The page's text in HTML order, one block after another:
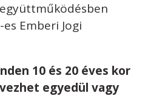
Emberi Jogi
10 és 20 éves kor
egyedül vagy